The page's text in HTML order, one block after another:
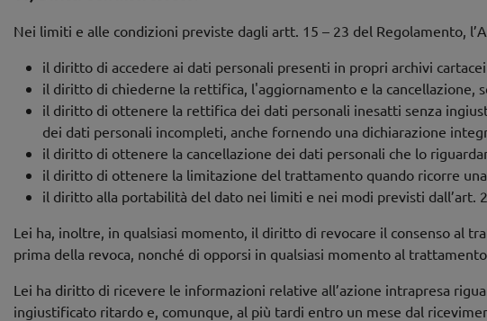
Nei limiti e alle condizioni previste dagli artt. 15 – 23 del Regolamento,
il diritto di accedere ai dati personali presenti in propri archivi
il diritto di chiederne la rettifica, l'aggiornamento e la
il diritto di ottenere la rettifica dei dati personali inesatti senza
dei dati personali incompleti, anche fornendo una dichiarazione
il diritto di ottenere la cancellazione dei dati personali che lo
il diritto di ottenere la limitazione del trattamento quando ricorre
il diritto alla portabilità del dato nei limiti e nei modi previsti dall’art.
Lei ha, inoltre, in qualsiasi momento, il diritto di revocare il consenso al
prima della revoca, nonché di opporsi in qualsiasi momento al
Lei ha diritto di ricevere le informazioni relative all’azione intrapresa
ingiustificato ritardo e, comunque, al più tardi entro un mese dal